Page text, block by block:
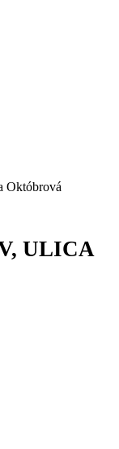
Októbrová
ULICA